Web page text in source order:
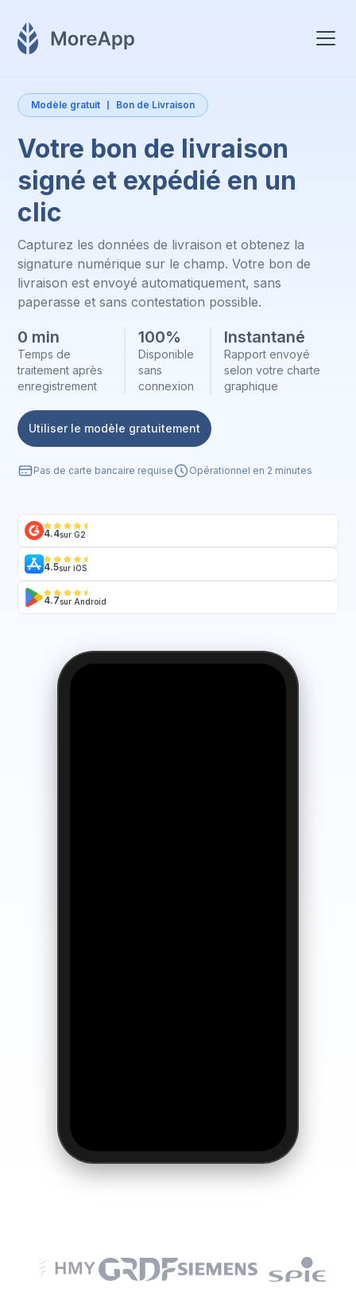
Modèle gratuit Bon de Livraison
Votre bon de livraison
signé et expédié en un
clic
Capturez les données de livraison et obtenez la
signature numérique sur le champ. Votre bon de
livraison est envoyé automatiquement, sans
paperasse et sans contestation possible.
0 min
Temps de
traitement après
enregistrement
100%
Disponible
sans
connexion
Instantané
Rapport envoyé
selon votre charte
graphique
Utiliser le modèle gratuitement
Pas de carte bancaire requise Opérationnel en 2 minutes
4.4sur G2
4.5sur iOS
4.7sur Android